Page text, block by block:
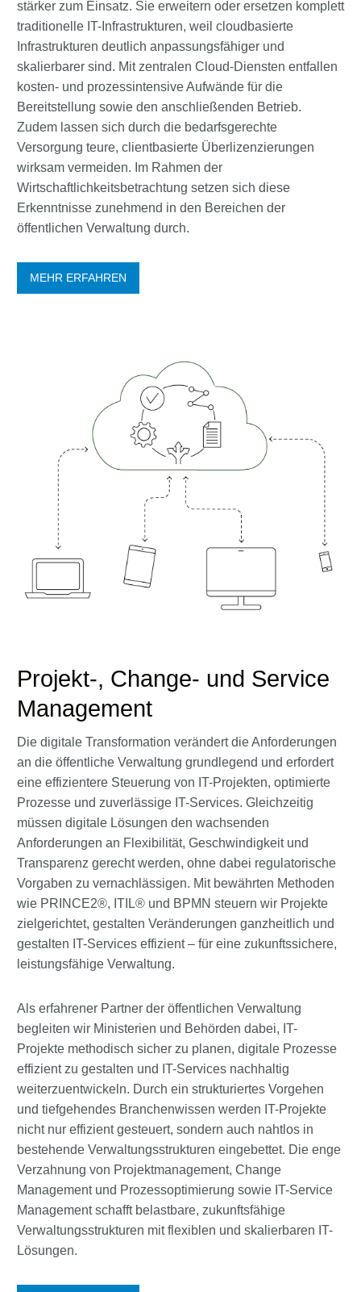
stärker zum Einsatz. Sie erweitern oder ersetzen komplett
traditionelle IT-Infrastrukturen, weil cloudbasierte
Infrastrukturen deutlich anpassungsfähiger und
skalierbarer sind. Mit zentralen Cloud-Diensten entfallen
kosten- und prozessintensive Aufwände für die
Bereitstellung sowie den anschließenden Betrieb.
Zudem lassen sich durch die bedarfsgerechte
Versorgung teure, clientbasierte Überlizenzierungen
wirksam vermeiden. Im Rahmen der
Wirtschaftlichkeitsbetrachtung setzen sich diese
Erkenntnisse zunehmend in den Bereichen der
öffentlichen Verwaltung durch.
MEHR ERFAHREN
Projekt-, Change- und Service
Management
Die digitale Transformation verändert die Anforderungen
an die öffentliche Verwaltung grundlegend und erfordert
eine effizientere Steuerung von IT-Projekten, optimierte
Prozesse und zuverlässige IT-Services. Gleichzeitig
müssen digitale Lösungen den wachsenden
Anforderungen an Flexibilität, Geschwindigkeit und
Transparenz gerecht werden, ohne dabei regulatorische
Vorgaben zu vernachlässigen. Mit bewährten Methoden
wie PRINCE2®, ITIL® und BPMN steuern wir Projekte
zielgerichtet, gestalten Veränderungen ganzheitlich und
gestalten IT-Services effizient – für eine zukunftssichere,
leistungsfähige Verwaltung.
Als erfahrener Partner der öffentlichen Verwaltung
begleiten wir Ministerien und Behörden dabei, IT-
Projekte methodisch sicher zu planen, digitale Prozesse
effizient zu gestalten und IT-Services nachhaltig
weiterzuentwickeln. Durch ein strukturiertes Vorgehen
und tiefgehendes Branchenwissen werden IT-Projekte
nicht nur effizient gesteuert, sondern auch nahtlos in
bestehende Verwaltungsstrukturen eingebettet. Die enge
Verzahnung von Projektmanagement, Change
Management und Prozessoptimierung sowie IT-Service
Management schafft belastbare, zukunftsfähige
Verwaltungsstrukturen mit flexiblen und skalierbaren IT-
Lösungen.